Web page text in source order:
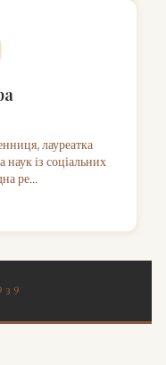
лауреатка
із соціальних
ре...
з 9